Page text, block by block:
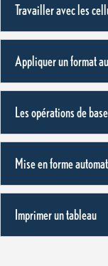
Travailler avec les
Appliquer un format
Les opérations de
Mise en forme
Imprimer un tableau